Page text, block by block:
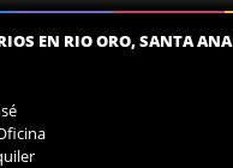
EN RIO ORO, SANTA ANA